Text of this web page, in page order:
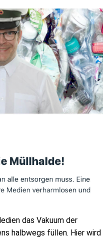
das Vakuum der
halbwegs füllen. Hier wird